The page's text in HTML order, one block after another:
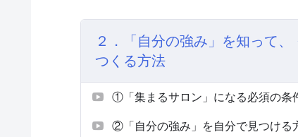
２．「自分の強み」を知って
つくる方法
①「集まるサロン」になる必須の条
②「自分の強み」を自分で見つける